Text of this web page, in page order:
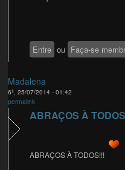
Entre ou Faça-se
Madalena
6ª, 25/07/2014 - 01:42
permalink
ABRAÇOS À
ABRAÇOS À TODOS!!!